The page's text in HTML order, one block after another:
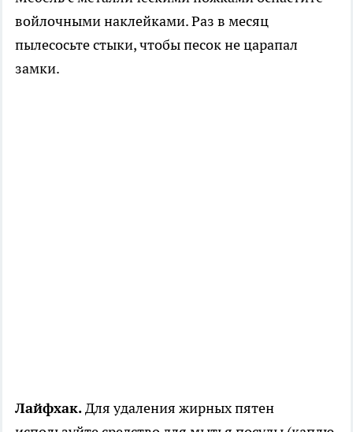
войлочными наклейками. Раз в месяц
пылесосьте стыки, чтобы песок не царапал
замки.
Лайфхак.Для удаления жирных пятен